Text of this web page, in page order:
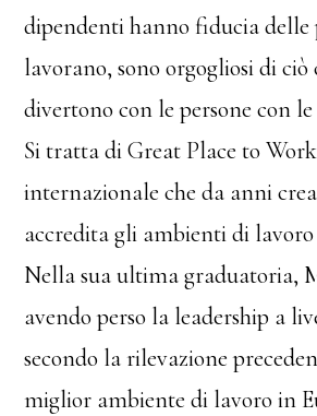
dipendenti hanno fiducia delle
lavorano, sono orgogliosi di ciò
divertono con le persone con
Si tratta di Great Place to
internazionale che da anni
accredita gli ambienti di
Nella sua ultima graduatoria,
avendo perso la leadership a
secondo la rilevazione
miglior ambiente di lavoro in